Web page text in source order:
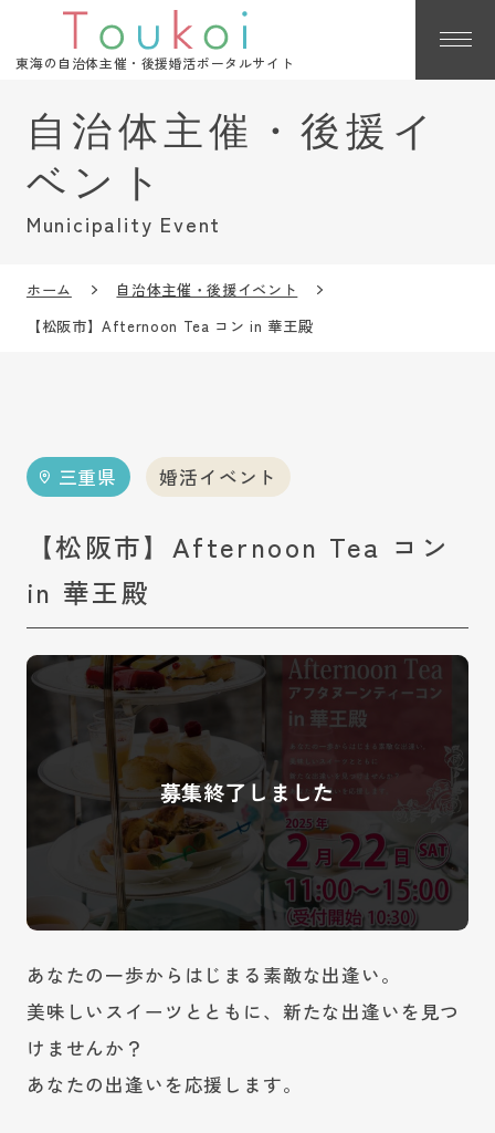
東海の自治体主催・後援婚活ポータルサイト
Municipality Event
ホーム
自治体主催・後援イベント
【松阪市】Afternoon Tea コン in 華王殿
三重県 婚活イベント
【松阪市】Afternoon Tea コン
in 華王殿
あなたの一歩からはじまる素敵な出逢い。
美味しいスイーツとともに、新たな出逢いを見つ
けませんか？
あなたの出逢いを応援します。